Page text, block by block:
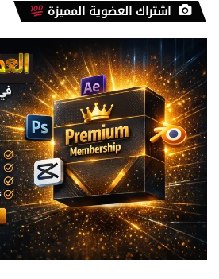
اشتراك العضوية المميزة